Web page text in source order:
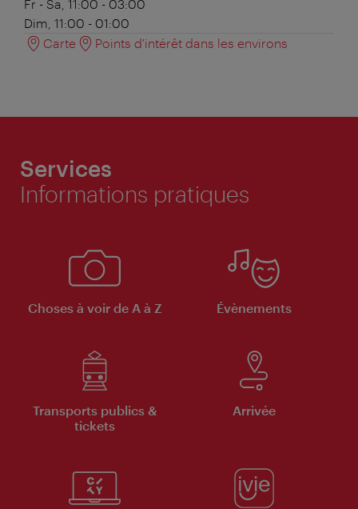
Fr - Sa, 11:00 - 03:00
Dim, 11:00 - 01:00
Carte
Points d'intérêt dans les environs
Services
Informations pratiques
Choses à voir de A à Z Évènements
Transports publics &
tickets
Arrivée